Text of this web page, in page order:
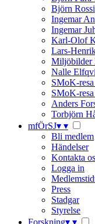
Björn
Ingemar
Ingemar
Karl-Olof
Lars-
Miljöbilder
Nalle
SMoK-
SMoK-
Anders
Torbjörn
mfÖrSJ▾ ▾
Bli medlem
Händelser
Kontakta
Logga in
Press
Stadgar
Styrelse
Forskning▾ ▾